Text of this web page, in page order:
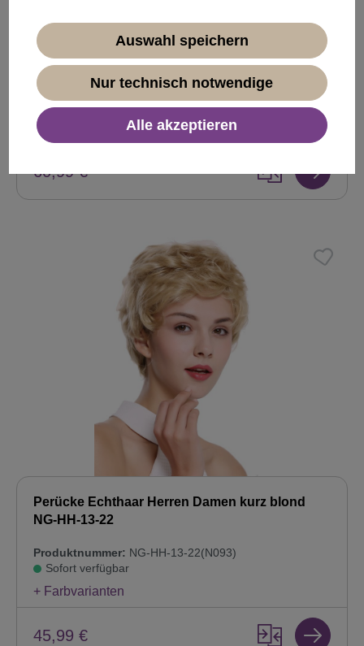
Perücke Echthaar kurz Bob glatt Pony Braun
VK-57-HH-6
Produktnummer:VK-57-HH-6(N555)
Sofort verfügbar
+ Farbvarianten
60,99 €
Perücke Echthaar Herren Damen kurz blond
NG-HH-13-22
Produktnummer: NG-HH-13-22(N093)
Sofort verfügbar
+ Farbvarianten
45,99 €
Auswahl speichern
Nur technisch notwendige
Alle akzeptieren